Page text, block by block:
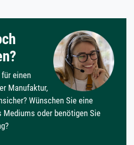
einen
Manufaktur,
Wünschen Sie eine
Mediums oder benötigen Sie